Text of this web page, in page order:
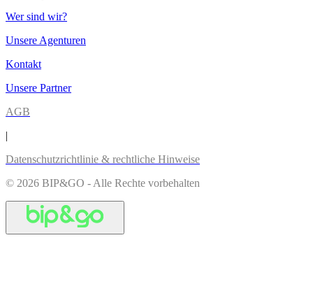
Wer sind wir?
Unsere Agenturen
Kontakt
Unsere Partner
AGB
|
Datenschutzrichtlinie & rechtliche Hinweise
© 2026 BIP&GO - Alle Rechte vorbehalten